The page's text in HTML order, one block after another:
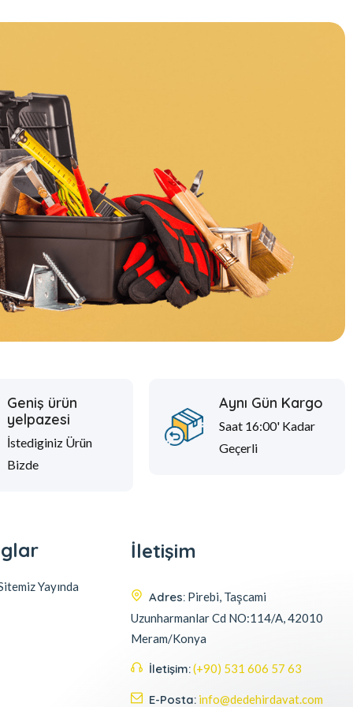
Geniş ürün
yelpazesi
İstediginiz Ürün
Bizde
Aynı Gün Kargo
Saat 16:00' Kadar
Geçerli
Yayında
İletişim
Adres: Pirebi, Taşcami
Uzunharmanlar Cd NO:114/A, 42010
Meram/Konya
İletişim:(+90) 531 606 57 63
E-Posta: info@dedehirdavat.com